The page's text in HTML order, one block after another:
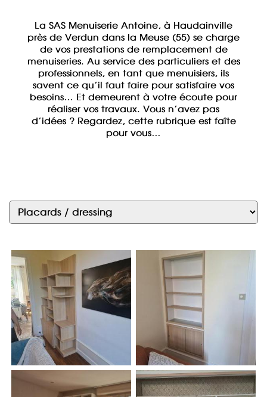
La SAS Menuiserie Antoine, à Haudainville
près de Verdun dans la Meuse (55) se charge
de vos prestations de remplacement de
menuiseries. Au service des particuliers et des
professionnels, en tant que menuisiers, ils
savent ce qu’il faut faire pour satisfaire vos
besoins… Et demeurent à votre écoute pour
réaliser vos travaux. Vous n’avez pas
d’idées ? Regardez, cette rubrique est faîte
pour vous…